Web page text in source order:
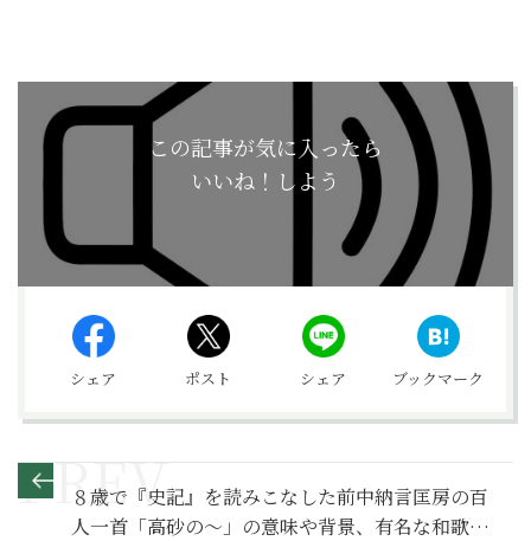
この記事が気に入ったら
いいね！しよう
シェア ポスト シェア ブックマーク
８歳で『史記』を読みこなした前中納言匡房の百
人一首「高砂の～」の意味や背景、有名な和歌を